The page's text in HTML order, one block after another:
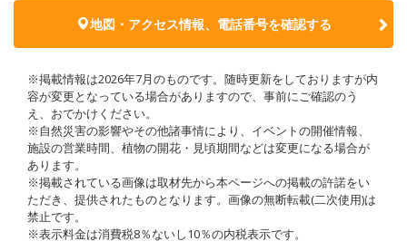
地図・アクセス情報、電話番号を確認する
※掲載情報は2026年7月のものです。随時更新をしておりますが内
容が変更となっている場合がありますので、事前にご確認のう
え、おでかけください。
※自然災害の影響やその他諸事情により、イベントの開催情報、
施設の営業時間、植物の開花・見頃期間などは変更になる場合が
あります。
※掲載されている画像は取材先から本ページへの掲載の許諾をい
ただき、提供されたものとなります。画像の無断転載(二次使用)は
禁止です。
※表示料金は消費税8％ないし10％の内税表示です。